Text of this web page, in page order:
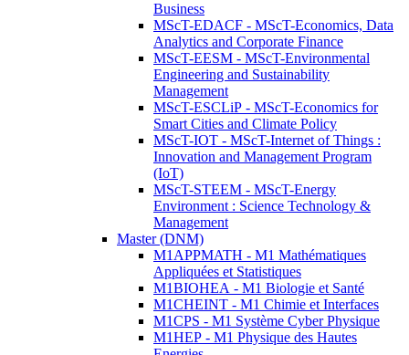
Business
MScT-EDACF - MScT-Economics, Data
Analytics and Corporate Finance
MScT-EESM - MScT-Environmental
Engineering and Sustainability
Management
MScT-ESCLiP - MScT-Economics for
Smart Cities and Climate Policy
MScT-IOT - MScT-Internet of Things :
Innovation and Management Program
(IoT)
MScT-STEEM - MScT-Energy
Environment : Science Technology &
Management
Master (DNM)
M1APPMATH - M1 Mathématiques
Appliquées et Statistiques
M1BIOHEA - M1 Biologie et Santé
M1CHEINT - M1 Chimie et Interfaces
M1CPS - M1 Système Cyber Physique
M1HEP - M1 Physique des Hautes